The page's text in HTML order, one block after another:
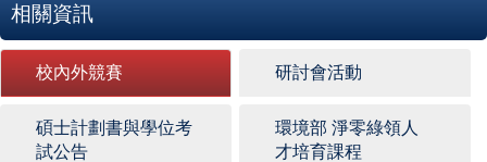
相關資訊
校內外競賽 研討會活動
碩士計劃書與學位考
試公告
環境部 淨零綠領人
才培育課程